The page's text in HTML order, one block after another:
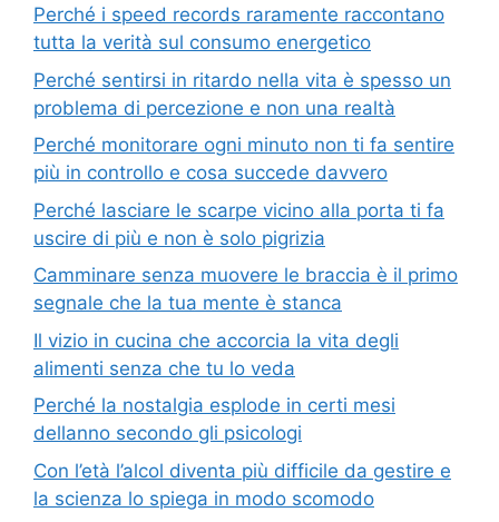
Perché i speed records raramente raccontano
tutta la verità sul consumo energetico
Perché sentirsi in ritardo nella vita è spesso un
problema di percezione e non una realtà
Perché monitorare ogni minuto non ti fa sentire
più in controllo e cosa succede davvero
Perché lasciare le scarpe vicino alla porta ti fa
uscire di più e non è solo pigrizia
Camminare senza muovere le braccia è il primo
segnale che la tua mente è stanca
Il vizio in cucina che accorcia la vita degli
alimenti senza che tu lo veda
Perché la nostalgia esplode in certi mesi
dellanno secondo gli psicologi
Con l’età l’alcol diventa più difficile da gestire e
la scienza lo spiega in modo scomodo